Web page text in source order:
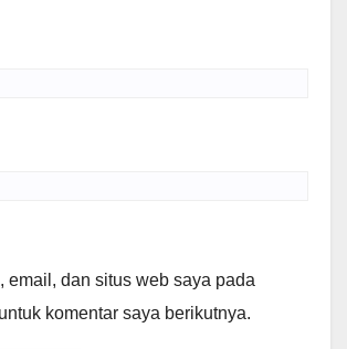
email, dan situs web saya pada
komentar saya berikutnya.